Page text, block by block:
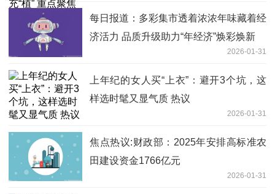
每日报道：多彩集市透着浓浓年味藏着经
济活力 品质升级助力“年经济”焕彩焕新
2026-01-31
上年纪的女人买“上衣”：避开3个坑，这
样选时髦又显气质 热议
2026-01-31
焦点热议:财政部：2025年安排高标准农
田建设资金1766亿元
2026-01-31